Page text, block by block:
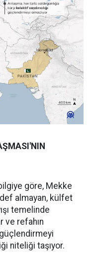
göre, Mekke
almayan, külfet
temelinde
ve refahın
niteliği taşıyor.